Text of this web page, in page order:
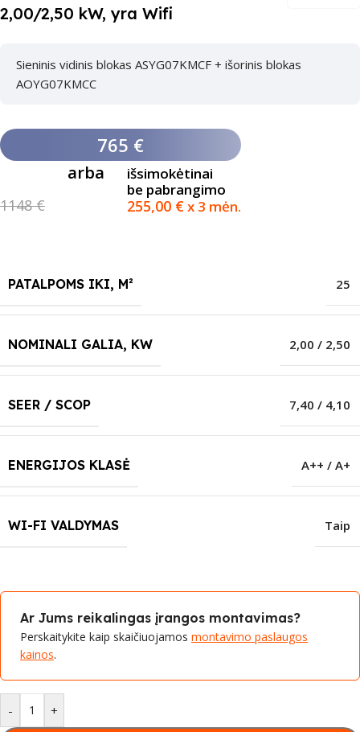
2,00/2,50 kW, yra Wifi
Sieninis vidinis blokas ASYG07KMCF + išorinis blokas
AOYG07KMCC
765 €
1148 €
arba
išsimokėtinai
be pabrangimo
255,00 €x 3 mėn.
PATALPOMS IKI, M² 25
NOMINALI GALIA, KW 2,00 / 2,50
SEER / SCOP 7,40 / 4,10
ENERGIJOS KLASĖ A++ / A+
WI-FI VALDYMAS Taip
Ar Jums reikalingas įrangos montavimas?
Perskaitykite kaip skaičiuojamos montavimo paslaugos
kainos.
- +